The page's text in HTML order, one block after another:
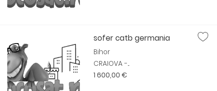
sofer catb germania
Bihor
CRAIOVA -...
1 600,00 €